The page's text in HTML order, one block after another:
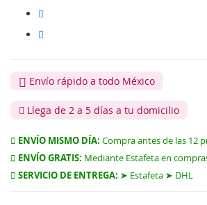
Envío rápido a todo México
Llega de 2 a 5 días a tu domicilio
ENVÍO MISMO DÍA: Compra antes de las 12
ENVÍO GRATIS: Mediante Estafeta en
SERVICIO DE ENTREGA: ➤ Estafeta ➤ DHL